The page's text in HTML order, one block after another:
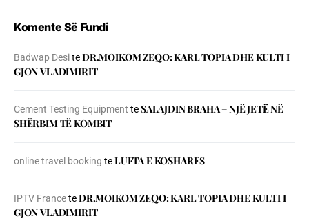
Komente Së Fundi
Badwap DesiteDR.MOIKOM ZEQO: KARL TOPIA DHE KULTI I
GJON VLADIMIRIT
Cement Testing Equipment teSALAJDIN BRAHA – NJЁ JETЁ NЁ
SHЁRBIM TЁ KOMBIT
online travel booking teLUFTA E KOSHARES
IPTV FranceteDR.MOIKOM ZEQO: KARL TOPIA DHE KULTI I
GJON VLADIMIRIT